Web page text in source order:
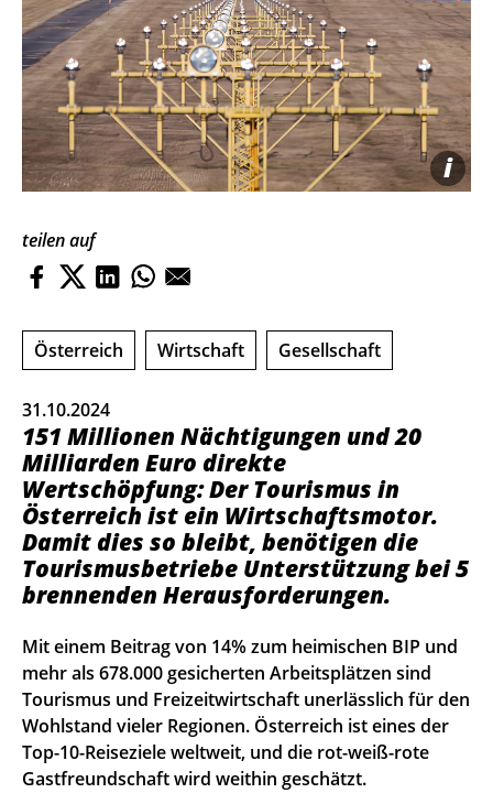
i
teilen auf
Österreich Wirtschaft Gesellschaft
31.10.2024
151 Millionen Nächtigungen und 20
Milliarden Euro direkte
Wertschöpfung: Der Tourismus in
Österreich ist ein Wirtschaftsmotor.
Damit dies so bleibt, benötigen die
Tourismusbetriebe Unterstützung bei 5
brennenden Herausforderungen.
Mit einem Beitrag von 14% zum heimischen BIP und
mehr als 678.000 gesicherten Arbeitsplätzen sind
Tourismus und Freizeitwirtschaft unerlässlich für den
Wohlstand vieler Regionen. Österreich ist eines der
Top-10-Reiseziele weltweit, und die rot-weiß-rote
Gastfreundschaft wird weithin geschätzt.